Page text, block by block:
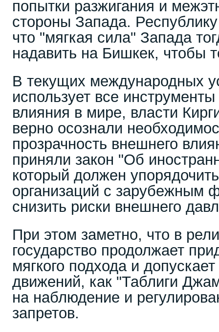
попытки разжигания и
стороны Запада.
что "мягкая сила" Запада
надавить на Бишкек, чтобы
В текущих международных
использует все
влияния в мире, власти
верно осознали
прозрачность внешнего
приняли закон "Об
который должен
организаций с зарубежным
снизить риски внешнего
При этом заметно, что в
государство продолжает
мягкого подхода и
движений, как "Таблиги
на наблюдение и
запретов.